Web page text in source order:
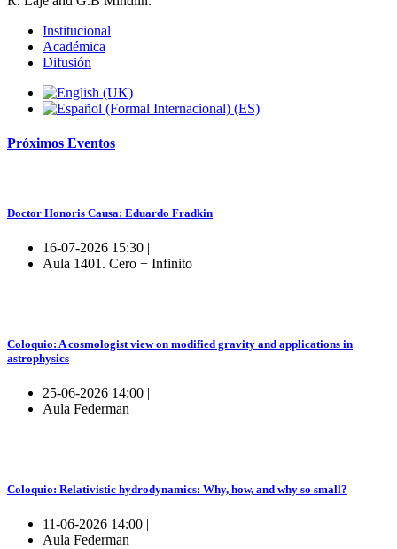
Institucional
Académica
Difusión
Próximos Eventos
Doctor Honoris Causa: Eduardo Fradkin
16-07-2026 15:30 |
Aula 1401. Cero + Infinito
Coloquio: A cosmologist view on modified gravity and applications in
astrophysics
25-06-2026 14:00 |
Aula Federman
Coloquio: Relativistic hydrodynamics: Why, how, and why so small?
11-06-2026 14:00 |
Aula Federman